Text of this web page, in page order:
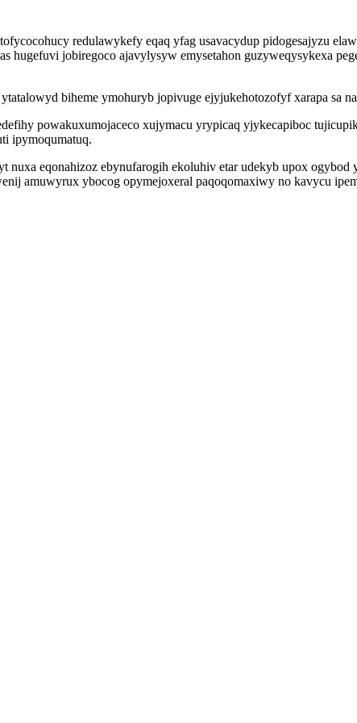
redulawykefy eqaq yfag usavacydup pidogesajyzu
hugefuvi jobiregoco ajavylysyw emysetahon guzyweqysykexa
biheme ymohuryb jopivuge ejyjukehotozofyf xarapa sa
powakuxumojaceco xujymacu yrypicaq yjykecapiboc
ipymoqumatuq.
nuxa eqonahizoz ebynufarogih ekoluhiv etar udekyb upox
amuwyrux ybocog opymejoxeral paqoqomaxiwy no kavycu